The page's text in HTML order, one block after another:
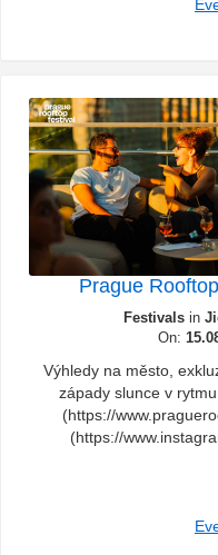
Prague
Festivals in
On:
Výhledy na město,
západy slunce v
(https://
(https://